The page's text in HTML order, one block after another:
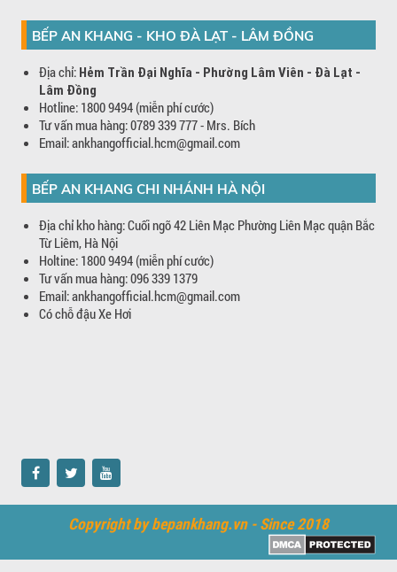
BẾP AN KHANG - KHO ĐÀ LẠT - LÂM ĐỒNG
Địa chỉ: Hẻm Trần Đại Nghĩa - Phường Lâm Viên - Đà Lạt -
Lâm Đồng
Hotline: 1800 9494 (miễn phí cước)
Tư vấn mua hàng: 0789 339 777 - Mrs. Bích
Email: ankhangofficial.hcm@gmail.com
BẾP AN KHANG CHI NHÁNH HÀ NỘI
Địa chỉ kho hàng: Cuối ngõ 42 Liên Mạc Phường Liên Mạc quận Bắc
Từ Liêm, Hà Nội
Holtine: 1800 9494 (miễn phí cước)
Tư vấn mua hàng: 096 339 1379
Email: ankhangofficial.hcm@gmail.com
Có chỗ đậu Xe Hơi
Copyright by bepankhang.vn - Since 2018